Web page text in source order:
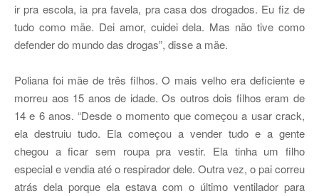
ir pra escola, ia pra favela, pra casa dos drogados. Eu fiz de
tudo como mãe. Dei amor, cuidei dela. Mas não tive como
defender do mundo das drogas”, disse a mãe.
Poliana foi mãe de três filhos. O mais velho era deficiente e
morreu aos 15 anos de idade. Os outros dois filhos eram de
14 e 6 anos. “Desde o momento que começou a usar crack,
ela destruiu tudo. Ela começou a vender tudo e a gente
chegou a ficar sem roupa pra vestir. Ela tinha um filho
especial e vendia até o respirador dele. Outra vez, o pai correu
atrás dela porque ela estava com o último ventilador para